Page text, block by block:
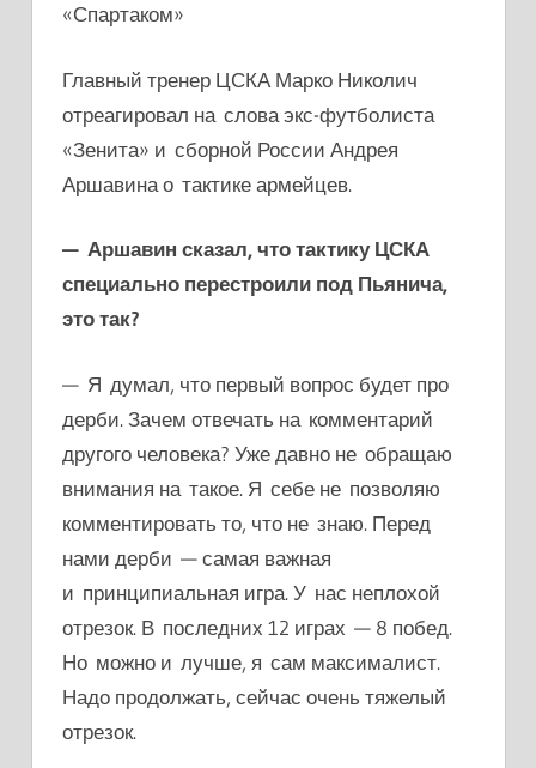
«Спартаком»
Главный тренер ЦСКА Марко Николич
отреагировал на слова экс-футболиста
«Зенита» и сборной России Андрея
Аршавина о тактике армейцев.
— Аршавин сказал, что тактику ЦСКА
специально перестроили под Пьянича,
это так?
— Я думал, что первый вопрос будет про
дерби. Зачем отвечать на комментарий
другого человека? Уже давно не обращаю
внимания на такое. Я себе не позволяю
комментировать то, что не знаю. Перед
нами дерби — самая важная
и принципиальная игра. У нас неплохой
отрезок. В последних 12 играх — 8 побед.
Но можно и лучше, я сам максималист.
Надо продолжать, сейчас очень тяжелый
отрезок.